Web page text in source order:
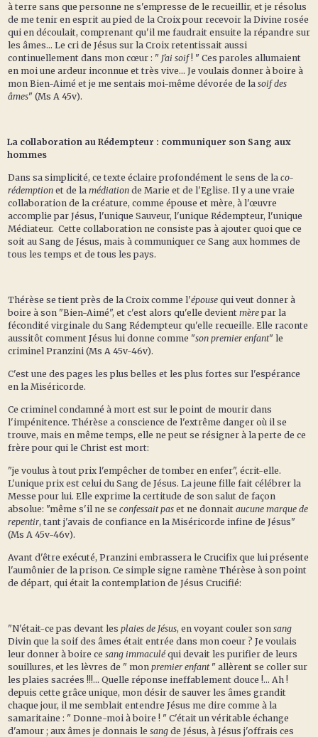
à terre sans que personne ne s'empresse de le recueillir, et je résolus
de me tenir en esprit au pied de la Croix pour recevoir la Divine rosée
qui en découlait, comprenant qu'il me faudrait ensuite la répandre sur
les âmes... Le cri de Jésus sur la Croix retentissait aussi
continuellement dans mon cœur : " J'ai soif! " Ces paroles allumaient
en moi une ardeur inconnue et très vive... Je voulais donner à boire à
mon Bien-Aimé et je me sentais moi-même dévorée de lasoif des
âmes" (Ms A 45v).
La collaboration au Rédempteur : communiquer son Sang aux
hommes
Dans sa simplicité, ce texte éclaire profondément le sens de laco-
rédemption et de lamédiation de Marie et de l'Eglise. Il y a une vraie
collaboration de la créature, comme épouse et mère, à l'œuvre
accomplie par Jésus, l'unique Sauveur, l'unique Rédempteur, l'unique
Médiateur. Cette collaboration ne consiste pas à ajouter quoi que ce
soit au Sang de Jésus, mais à communiquer ce Sang aux hommes de
tous les temps et de tous les pays.
Thérèse se tient près de la Croix comme l'épouse qui veut donner à
boire à son "Bien-Aimé", et c'est alors qu'elle devientmère par la
fécondité virginale du Sang Rédempteur qu'elle recueille. Elle raconte
aussitôt comment Jésus lui donne comme "son premier enfant" le
criminel Pranzini (Ms A 45v-46v).
C'est une des pages les plus belles et les plus fortes sur l'espérance
en la Miséricorde.
Ce criminel condamné à mort est sur le point de mourir dans
l'impénitence. Thérèse a conscience de l'extrême danger où il se
trouve, mais en même temps, elle ne peut se résigner à la perte de ce
frère pour qui le Christ est mort:
"je voulus à tout prix l'empêcher de tomber en enfer", écrit-elle.
L'unique prix est celui du Sang de Jésus. La jeune fille fait célébrer la
Messe pour lui. Elle exprime la certitude de son salut de façon
absolue: "même s'il ne seconfessait pas et ne donnaitaucune marque de
repentir, tant j'avais de confiance en la Miséricorde infine de Jésus"
(Ms A 45v-46v).
Avant d'être exécuté, Pranzini embrassera le Crucifix que lui présente
l'aumônier de la prison. Ce simple signe ramène Thérèse à son point
de départ, qui était la contemplation de Jésus Crucifié:
"N'était-ce pas devant lesplaies de Jésus, en voyant couler sonsang
Divin que la soif des âmes était entrée dans mon coeur ? Je voulais
leur donner à boire cesang immaculéqui devait les purifier de leurs
souillures, et les lèvres de " monpremier enfant" allèrent se coller sur
les plaies sacrées !!!... Quelle réponse ineffablement douce !... Ah !
depuis cette grâce unique, mon désir de sauver les âmes grandit
chaque jour, il me semblait entendre Jésus me dire comme à la
samaritaine : " Donne-moi à boire ! " C'était un véritable échange
d'amour ; aux âmes je donnais lesang de Jésus, à Jésus j'offrais ces